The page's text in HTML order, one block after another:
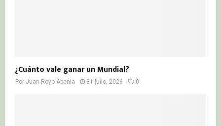
¿Cuánto vale ganar un Mundial?
Por Juan Royo Abenia 31 julio, 2026 0